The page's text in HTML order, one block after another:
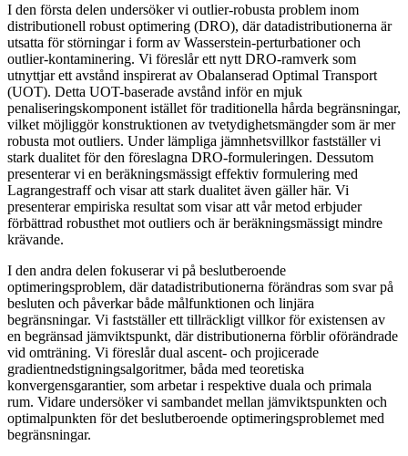
I den första delen undersöker vi outlier-robusta problem inom
distributionell robust optimering (DRO), där datadistributionerna är
utsatta för störningar i form av Wasserstein-perturbationer och
outlier-kontaminering. Vi föreslår ett nytt DRO-ramverk som
utnyttjar ett avstånd inspirerat av Obalanserad Optimal Transport
(UOT). Detta UOT-baserade avstånd inför en mjuk
penaliseringskomponent istället för traditionella hårda begränsningar,
vilket möjliggör konstruktionen av tvetydighetsmängder som är mer
robusta mot outliers. Under lämpliga jämnhetsvillkor fastställer vi
stark dualitet för den föreslagna DRO-formuleringen. Dessutom
presenterar vi en beräkningsmässigt effektiv formulering med
Lagrangestraff och visar att stark dualitet även gäller här. Vi
presenterar empiriska resultat som visar att vår metod erbjuder
förbättrad robusthet mot outliers och är beräkningsmässigt mindre
krävande.
I den andra delen fokuserar vi på beslutberoende
optimeringsproblem, där datadistributionerna förändras som svar på
besluten och påverkar både målfunktionen och linjära
begränsningar. Vi fastställer ett tillräckligt villkor för existensen av
en begränsad jämviktspunkt, där distributionerna förblir oförändrade
vid omträning. Vi föreslår dual ascent- och projicerade
gradientnedstigningsalgoritmer, båda med teoretiska
konvergensgarantier, som arbetar i respektive duala och primala
rum. Vidare undersöker vi sambandet mellan jämviktspunkten och
optimalpunkten för det beslutberoende optimeringsproblemet med
begränsningar.